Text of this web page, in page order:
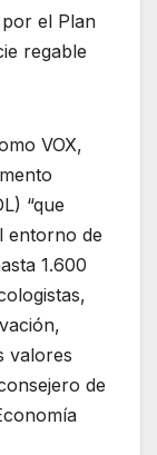
el Plan
regable
VOX,
“que
entorno de
1.600
,
valores
de